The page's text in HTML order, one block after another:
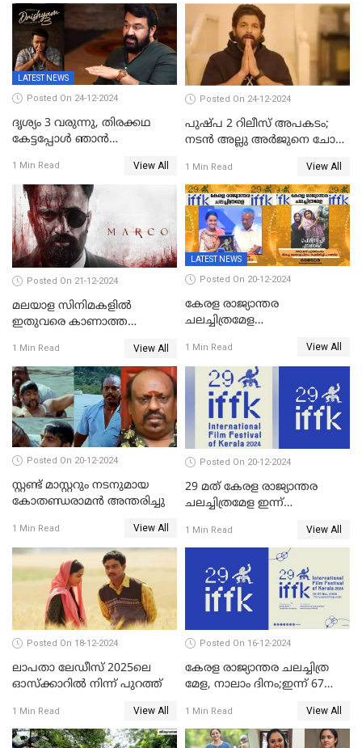
LATEST NEWS
Posted On 24-12-2024
ദൃശ്യം 3 വരുന്നു, തിരക്കഥ
കേട്ടപ്പോള്‍ ഞാന്‍
സ്ഥിരീകരിച്ച് മോഹൻലാൽ
1 Min Read View All
Posted On 24-12-2024
പുഷ്പ 2 റിലീസ് അപകടം;
നടന്‍ അല്ലു അര്‍ജുനെ ചോദ്യം
1 Min Read View All
Posted On 21-12-2024
മലയാള സിനിമകളിൽ
ഇതുവരെ കാണാത്ത
മുകുന്ദൻ ചിത്രം മാർക്കോ
1 Min Read View All
LATEST NEWS
Posted On 20-12-2024
കേരള രാജ്യാന്തര
ചലച്ചിത്രമേള
സിനിമ അവാര്‍ഡ്
സംവിധായിക പായല്‍
കപാഡിയയ്ക്ക് സമ്മാനിച്ചു;
ഫെമിനിച്ചി ഫാത്തിമയ്ക്ക്
അഞ്ച് പുരസ്കാരം
1 Min Read View All
Posted On 20-12-2024
സ്റ്റണ്ട് മാസ്റ്ററും നടനുമായ
കോതണ്ഡരാമൻ അന്തരിച്ചു
1 Min Read View All
Posted On 20-12-2024
29 മത് കേരള രാജ്യാന്തര
ചലച്ചിത്രമേള ഇന്ന്
1 Min Read View All
Posted On 18-12-2024
ലാപതാ ലേഡീസ് 2025ലെ
ഓസ്‌ക്കാറില്‍ നിന്ന് പുറത്ത്
1 Min Read View All
Posted On 16-12-2024
കേരള രാജ്യാന്തര ചലച്ചിത്ര
മേള, നാലാം ദിനം;ഇന്ന് 67
1 Min Read View All